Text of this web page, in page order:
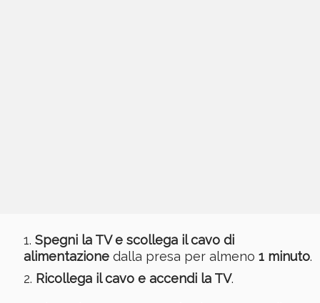
Spegni la TV e scollega il cavo di
alimentazionedalla presa per almeno 1 minuto.
Ricollega il cavo e accendi la TV.